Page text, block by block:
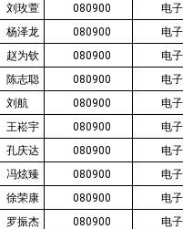
刘玫萱 080900
电
杨泽龙 080900
电
赵为钦 080900
电
陈志聪 080900
电
刘航 080900
电
王崧宇 080900
电
孔庆达 080900
电
冯炫臻 080900
电
徐荣康 080900
电
罗振杰 080900
电